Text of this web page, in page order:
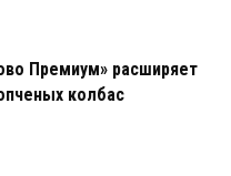
Премиум» расширяет
колбас